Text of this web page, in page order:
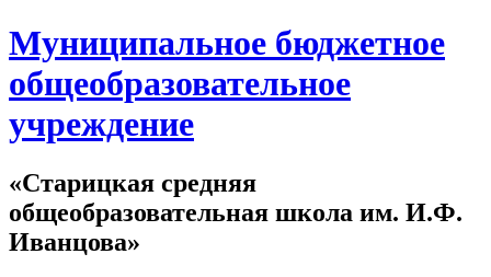
Муниципальное бюджетное
общеобразовательное
учреждение
«Старицкая средняя
общеобразовательная школа им. И.Ф.
Иванцова»